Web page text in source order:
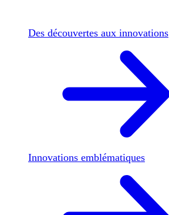
Des découvertes aux innovations
Innovations emblématiques